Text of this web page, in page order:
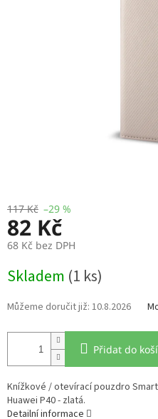
117 Kč –29 %
82 Kč
68 Kč bez DPH
cena:
Skladem (1 ks)
10.8.2026
Přidat do
Knížkové / otevírací pouzdro
Huawei P40 - zlatá.
Detailní informace